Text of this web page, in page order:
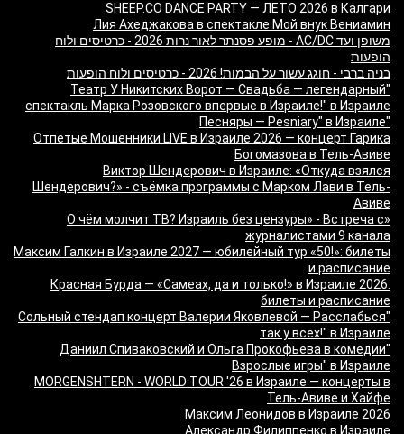
SHEEP.CO DANCE PARTY — ЛЕТО 2026 в Калгари
Лия Ахеджакова в спектакле Мой внук Вениамин
משופן ועד AC/DC - מופע פסנתר לאור נרות 2026 - כרטיסים ולוח
הופעות
בניה ברבי - חוגג עשור על הבמות! 2026 - כרטיסים ולוח הופעות
"Театр У Никитских Ворот — Свадьба — легендарный
спектакль Марка Розовского впервые в Израиле!" в Израиле
"Песняры — Pesniary" в Израиле
Отпетые Мошенники LIVE в Израиле 2026 — концерт Гарика
Богомазова в Тель-Авиве
Виктор Шендерович в Израиле: «Откуда взялся
Шендерович?» - съёмка программы с Марком Лави в Тель-
Авиве
«О чём молчит ТВ? Израиль без цензуры» - Встреча с
журналистами 9 канала
Максим Галкин в Израиле 2027 — юбилейный тур «50!»: билеты
и расписание
Красная Бурда — «Самеах, да и только!» в Израиле 2026:
билеты и расписание
"Сольный стендап концерт Валерии Яковлевой — Расслабься
так у всех!" в Израиле
"Даниил Спиваковский и Ольга Прокофьева в комедии
Взрослые игры" в Израиле
MORGENSHTERN - WORLD TOUR '26 в Израиле — концерты в
Тель-Авиве и Хайфе
Максим Леонидов в Израиле 2026
Александр Филиппенко в Израиле